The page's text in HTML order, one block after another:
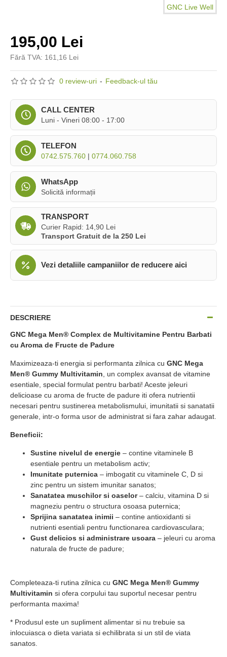
0 review-uri - Feedback-ul tău
195,00 Lei
Fără TVA: 161,16 Lei
GNC Live Well
CALL CENTER
Luni - Vineri 08:00 - 17:00
TELEFON
0742.575.760 | 0774.060.758
WhatsApp
Solicită informații
TRANSPORT
Curier Rapid: 14,90 Lei
Transport Gratuit de la 250 Lei
Vezi detaliile campaniilor de reducere aici
DESCRIERE
GNC Mega Men® Complex de Multivitamine Pentru Barbati
cu Aroma de Fructe de Padure
Maximizeaza-ti energia si performanta zilnica cu GNC Mega
Men® Gummy Multivitamin , un complex avansat de vitamine
esentiale, special formulat pentru barbati! Aceste jeleuri
delicioase cu aroma de fructe de padure iti ofera nutrientii
necesari pentru sustinerea metabolismului, imunitatii si sanatatii
generale, intr-o forma usor de administrat si fara zahar adaugat.
Beneficii:
Sustine nivelul de energie – contine vitaminele B
esentiale pentru un metabolism activ;
Imunitate puternica – imbogatit cu vitaminele C, D si
zinc pentru un sistem imunitar sanatos;
Sanatatea muschilor si oaselor– calciu, vitamina D si
magneziu pentru o structura osoasa puternica;
Sprijina sanatatea inimii – contine antioxidanti si
nutrienti esentiali pentru functionarea cardiovasculara;
Gust delicios si administrare usoara – jeleuri cu aroma
naturala de fructe de padure;
Completeaza-ti rutina zilnica cu GNC Mega Men® Gummy
Multivitamin si ofera corpului tau suportul necesar pentru
performanta maxima!
* Produsul este un supliment alimentar si nu trebuie sa
inlocuiasca o dieta variata si echilibrata si un stil de viata
sanatos.